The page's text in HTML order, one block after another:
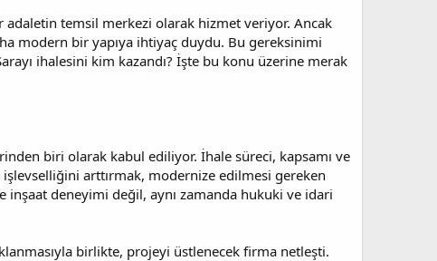
adaletin temsil merkezi olarak hizmet veriyor. Ancak
modern bir yapıya ihtiyaç duydu. Bu gereksinimi
ihalesini kim kazandı? İşte bu konu üzerine merak
biri olarak kabul ediliyor. İhale süreci, kapsamı ve
arttırmak, modernize edilmesi gereken
inşaat deneyimi değil, aynı zamanda hukuki ve idari
birlikte, projeyi üstlenecek firma netleşti.